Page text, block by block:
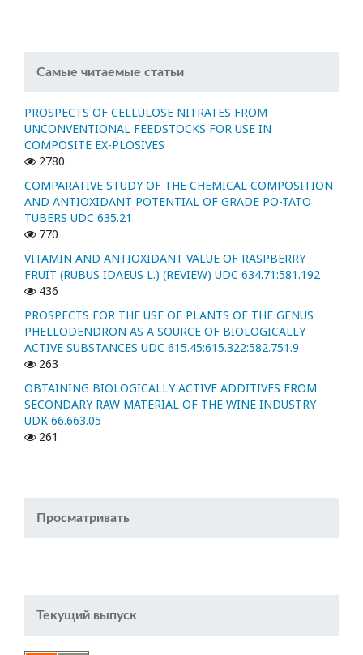
Самые читаемые статьи
PROSPECTS OF CELLULOSE NITRATES FROM
UNCONVENTIONAL FEEDSTOCKS FOR USE IN
COMPOSITE EX-PLOSIVES
2780
COMPARATIVE STUDY OF THE CHEMICAL COMPOSITION
AND ANTIOXIDANT POTENTIAL OF GRADE PO-TATO
TUBERS UDC 635.21
770
VITAMIN AND ANTIOXIDANT VALUE OF RASPBERRY
FRUIT (RUBUS IDAEUS L.) (REVIEW) UDC 634.71:581.192
436
PROSPECTS FOR THE USE OF PLANTS OF THE GENUS
PHELLODENDRON AS A SOURCE OF BIOLOGICALLY
ACTIVE SUBSTANCES UDC 615.45:615.322:582.751.9
263
OBTAINING BIOLOGICALLY ACTIVE ADDITIVES FROM
SECONDARY RAW MATERIAL OF THE WINE INDUSTRY
UDK 66.663.05
261
Просматривать
Текущий выпуск